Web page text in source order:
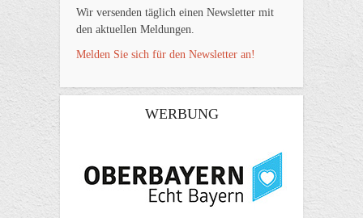
Wir versenden täglich einen Newsletter mit
den aktuellen Meldungen.
Melden Sie sich für den Newsletter an!
WERBUNG